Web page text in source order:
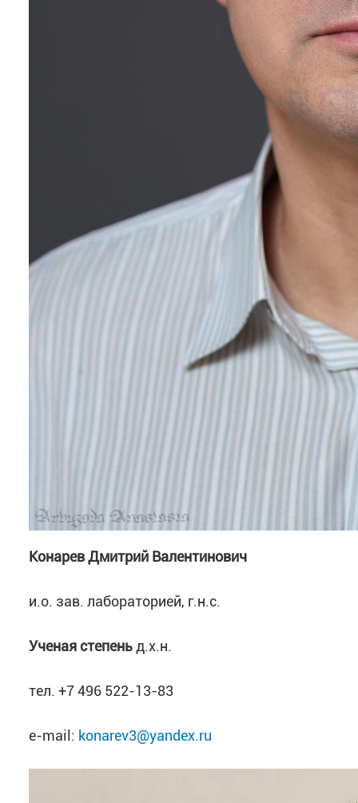
Конарев Дмитрий Валентинович
и.о. зав. лабораторией, г.н.с.
Ученая степеньд.х.н.
тел. +7 496 522-13-83
e-mail: konarev3@yandex.ru